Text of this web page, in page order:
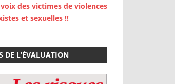
des victimes de violences
et sexuelles !!
DE L’ÉVALUATION